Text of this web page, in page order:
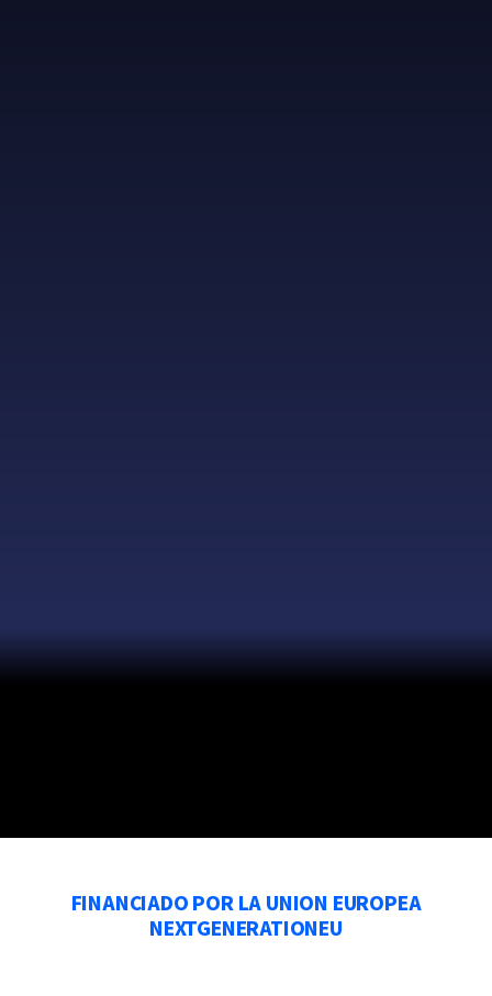
FINANCIADO POR LA UNION EUROPEA
NEXTGENERATIONEU